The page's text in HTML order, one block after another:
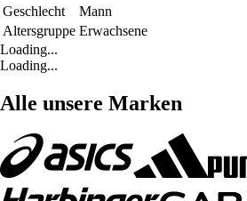
Geschlecht
Mann
Altersgruppe Erwachsene
Loading...
Loading...
Alle unsere Marken